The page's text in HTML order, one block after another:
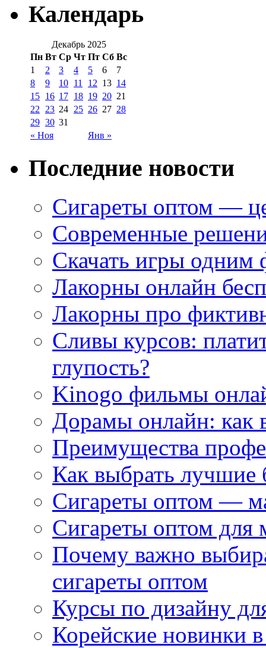
Календарь
Декабрь 2025
Пн Вт Ср Чт Пт Сб Вс
« Ноя Янв »
1 2 3 4 5 6
7
8
9 10 11 12 13 14
15 16 17 18 19 20 21
22
23 24 25 26 27 28
29 30 31
Последние новости
Сигареты оптом —
Современные
Скачать игры одним
Лакорны онлайн
Лакорны про
Сливы курсов:
глупость?
Kinogo фильмы
Дорамы онлайн: как
Преимущества
Как выбрать
Сигареты оптом —
Сигареты оптом для
Почему важно
сигареты оптом
Курсы по дизайну
Корейские новинки